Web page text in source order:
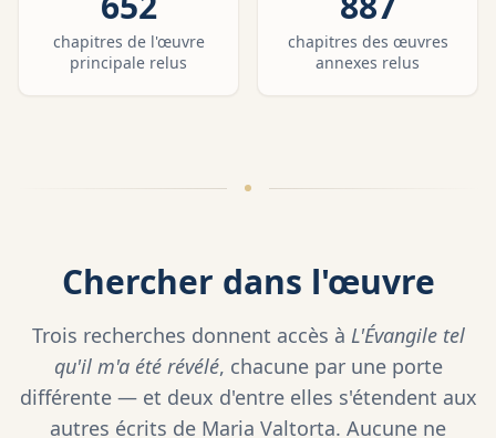
chapitres de l'œuvre
principale relus
chapitres des œuvres
annexes relus
Chercher dans l'œuvre
Trois recherches donnent accès à L'Évangile tel
qu'il m'a été révélé, chacune par une porte
différente — et deux d'entre elles s'étendent aux
autres écrits de Maria Valtorta. Aucune ne